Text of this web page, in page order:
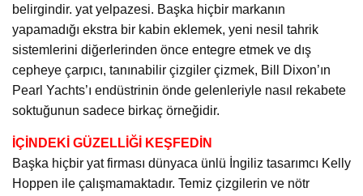
belirgindir. yat yelpazesi. Başka hiçbir markanın
yapamadığı ekstra bir kabin eklemek, yeni nesil tahrik
sistemlerini diğerlerinden önce entegre etmek ve dış
cepheye çarpıcı, tanınabilir çizgiler çizmek, Bill Dixon’ın
Pearl Yachts’ı endüstrinin önde gelenleriyle nasıl rekabete
soktuğunun sadece birkaç örneğidir.
İÇİNDEKİ GÜZELLİĞİ KEŞFEDİN
Başka hiçbir yat firması dünyaca ünlü İngiliz tasarımcı Kelly
Hoppen ile çalışmamaktadır. Temiz çizgilerin ve nötr